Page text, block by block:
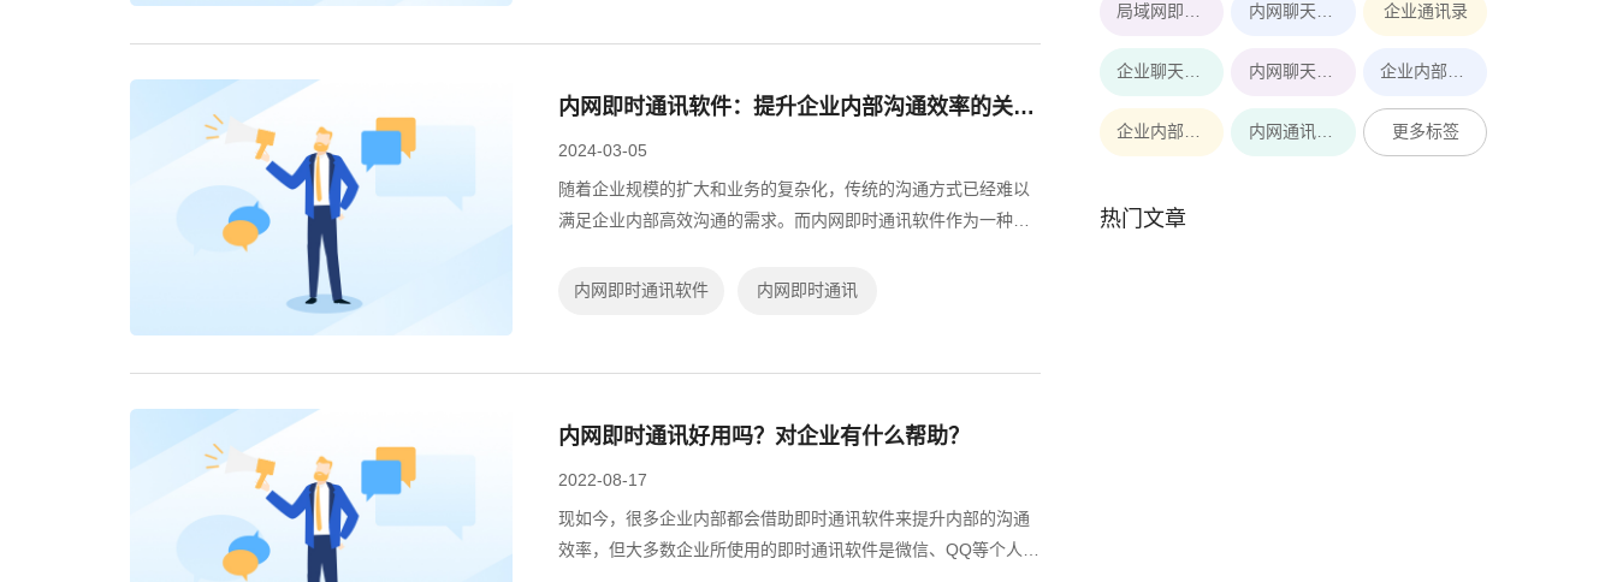
内网即时通讯软件：提升企业内部沟通效率的关键工具
2024-03-05
随着企业规模的扩大和业务的复杂化，传统的沟通方式已经难以
满足企业内部高效沟通的需求。而内网即时通讯软件作为一种新
享内网即时通讯软件在提升企业内部...
内网即时通讯软件 内网即时通讯
内网即时通讯好用吗？对企业有什么帮助？
2022-08-17
现如今，很多企业内部都会借助即时通讯软件来提升内部的沟通
效率，但大多数企业所使用的即时通讯软件是微信、QQ等个人社
局域网即时通讯 内网聊天软件 企业通讯录
企业聊天软件 内网聊天工具 企业内部即时通讯软件
企业内部即时通讯 内网通讯软件 更多标签
热门文章